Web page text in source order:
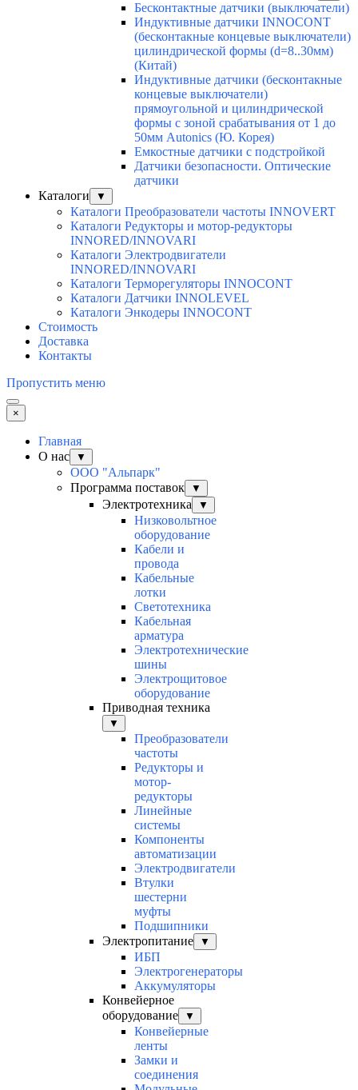
Бесконтактные датчики (выключатели)
Индуктивные датчики INNOCONT
(бесконтакные концевые выключатели)
цилиндрической формы (d=8..30мм)
(Китай)
Индуктивные датчики (бесконтакные
концевые выключатели)
прямоугольной и цилиндрической
формы с зоной срабатывания от 1 до
50мм Autonics (Ю. Корея)
Емкостные датчики с подстройкой
Датчики безопасности. Оптические
датчики
Каталоги
▼
Каталоги Преобразователи частоты INNOVERT
Каталоги Редукторы и мотор-редукторы
INNORED/INNOVARI
Каталоги Электродвигатели
INNORED/INNOVARI
Каталоги Терморегуляторы INNOCONT
Каталоги Датчики INNOLEVEL
Каталоги Энкодеры INNOCONT
Стоимость
Доставка
Контакты
Пропустить меню
×
Главная
О нас
▼
ООО "Альпарк"
Программа поставок
▼
Электротехника ▼
Низковольтное
оборудование
Кабели и
провода
Кабельные
лотки
Светотехника
Кабельная
арматура
Электротехнические
шины
Электрощитовое
оборудование
Приводная техника
▼
Преобразователи
частоты
Редукторы и
мотор-
редукторы
Линейные
системы
Компоненты
автоматизации
Электродвигатели
Втулки
шестерни
муфты
Подшипники
Электропитание
▼
ИБП
Электрогенераторы
Аккумуляторы
Конвейерное
оборудование
▼
Конвейерные
ленты
Замки и
соединения